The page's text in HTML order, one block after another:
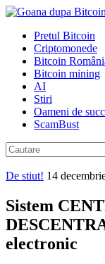
Pretul Bitcoin
Criptomonede
Bitcoin
Bitcoin mining
AI
Stiri
Oameni de
ScamBust
De stiut! 14
Sistem
electronic